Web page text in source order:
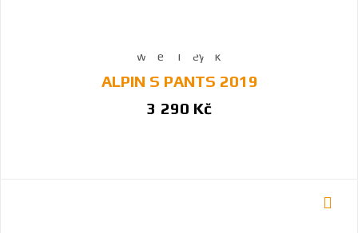
ALPIN S PANTS 2019
3 290 Kč